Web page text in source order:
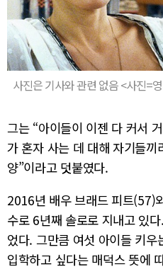
사진은 기사와 관련 없음 <사진=
그는 “아이들이 이젠 다 커서
가 혼자 사는 데 대해 자기들
양”이라고 덧붙였다.
2016년 배우 브래드 피트(57)
수로 6년째 솔로로 지내고 있
었다. 그만큼 여섯 아이들 키
입학하고 싶다는 매덕스 뜻에